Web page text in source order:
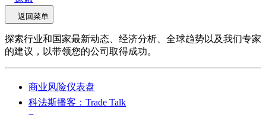
返回菜单
探索行业和国家最新动态、经济分析、全球趋势以及我们专家
的建议，以带领您的公司取得成功。
商业风险仪表盘
科法斯播客：Trade Talk